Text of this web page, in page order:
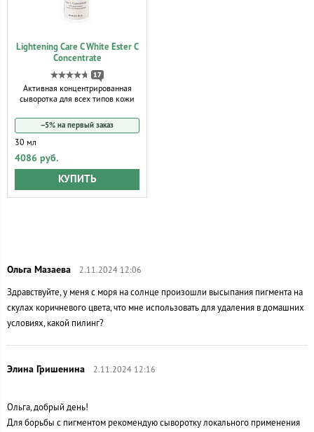
Lightening Care C White Ester C
Concentrate
17
Активная концентрированная
сыворотка для всех типов кожи
−5% на первый заказ
30 мл
4086 руб.
КУПИТЬ
2.11.2024 12:06
Здравствуйте, у меня с моря на солнце произошли высыпания пигмента на
скулах коричневого цвета, что мне использовать для удаления в домашних
условиях, какой пилинг?
2.11.2024 12:16
Ольга, добрый день!
Для борьбы с пигментом рекомендую сыворотку локального применения